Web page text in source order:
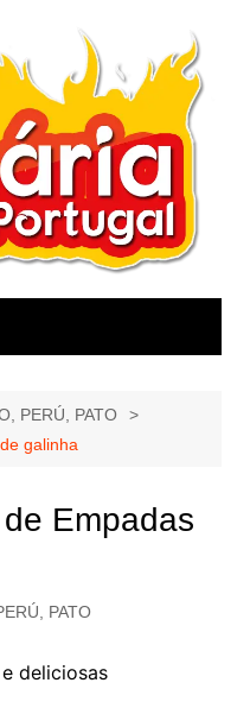
PERÚ, PATO
galinha
Empadas
PATO
deliciosas